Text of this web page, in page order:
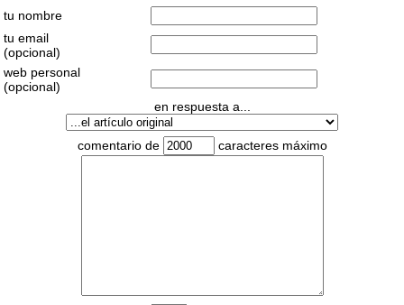
tu nombre
tu email
(opcional)
web personal
(opcional)
en respuesta a...
comentario de caracteres máximo